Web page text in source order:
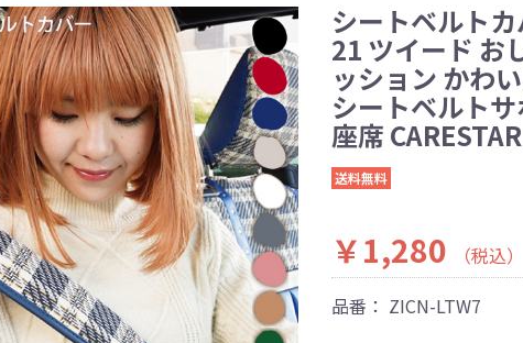
シートベルト
21 ツイード お
ッション かわ
シートベルト
座席
送料無料
￥1,280
（税込）
品番： ZICN-LTW7